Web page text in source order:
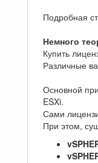
Подробная
Немного
Купить
Различные
Основной
ESXi.
Сами
При этом,